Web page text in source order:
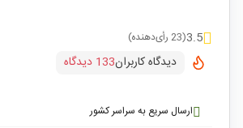
3.5(23 رأی‌دهنده)
دیدگاه کاربران133 دیدگاه
ارسال سریع به سراسر کشور